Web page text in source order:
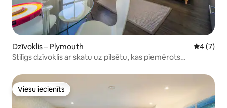
Dzīvoklis – Plymouth Vidējais
4 (7)
Stilīgs dzīvoklis ar skatu uz pilsētu, kas piemērots
Viesu iecienīts
Viesu iecienīts